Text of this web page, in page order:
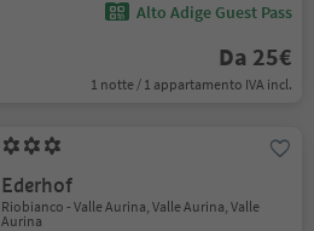
Alto Adige Guest Pass
Da 25€
1 notte / 1 appartamento IVA incl.
Ederhof
Riobianco - Valle Aurina, Valle Aurina, Valle
Aurina